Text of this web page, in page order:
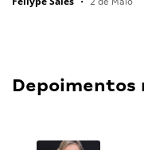
Depoimentos